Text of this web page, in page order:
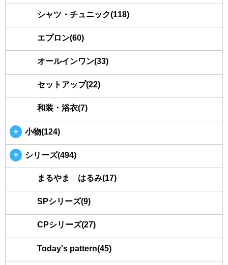
シャツ・チュニック(118)
エプロン(60)
オールインワン(33)
セットアップ(22)
和装・浴衣(7)
＋ 小物(124)
＋ シリーズ(494)
まるやま はるみ(17)
SPシリーズ(9)
CPシリーズ(27)
Today's pattern(45)